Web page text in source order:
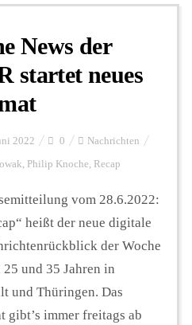
Beiträge
News der
startet neues
2022 0 Nachrichten
, Philip Knoche, Recap
vom 28.6.2022:
heißt der neue digitale
der Woche
und 35 Jahren in
und Thüringen. Das
immer freitags ab